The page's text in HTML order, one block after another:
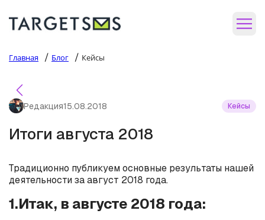
Главная / Блог / Кейсы
Редакция15.08.2018 Кейсы
Итоги августа 2018
Традиционно публикуем основные результаты нашей
деятельности за август 2018 года.
1.Итак, в августе 2018 года: